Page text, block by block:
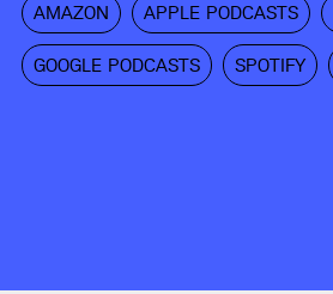
AMAZON APPLE PODCASTS
GOOGLE PODCASTS SPOTIFY